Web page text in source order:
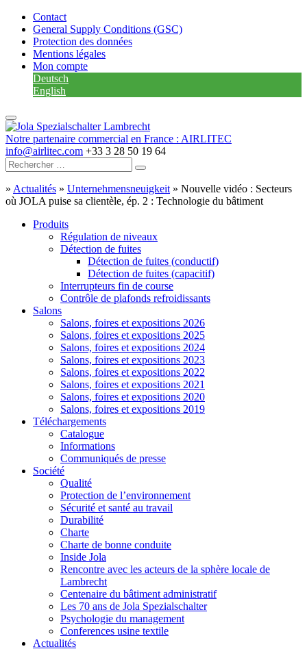
Contact
General Supply Conditions (GSC)
Protection des données
Mentions légales
Mon compte
Deutsch
English
Notre partenaire commercial en France : AIRLITEC
info@airlitec.com +33 3 28 50 19 64
» Actualités » Unternehmensneuigkeit » Nouvelle vidéo : Secteurs
où JOLA puise sa clientèle, ép. 2 : Technologie du bâtiment
Produits
Régulation de niveaux
Détection de fuites
Détection de fuites (conductif)
Détection de fuites (capacitif)
Interrupteurs fin de course
Contrôle de plafonds refroidissants
Salons
Salons, foires et expositions 2026
Salons, foires et expositions 2025
Salons, foires et expositions 2024
Salons, foires et expositions 2023
Salons, foires et expositions 2022
Salons, foires et expositions 2021
Salons, foires et expositions 2020
Salons, foires et expositions 2019
Téléchargements
Catalogue
Informations
Communiqués de presse
Société
Qualité
Protection de l’environnement
Sécurité et santé au travail
Durabilité
Charte
Charte de bonne conduite
Inside Jola
Rencontre avec les acteurs de la sphère locale de
Lambrecht
Centenaire du bâtiment administratif
Les 70 ans de Jola Spezialschalter
Psychologie du management
Conferences usine textile
Actualités